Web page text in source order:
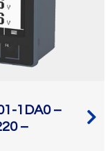
1DA0 –
–